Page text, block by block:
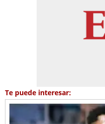
Te puede interesar: